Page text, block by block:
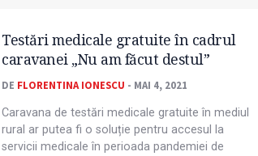
Testări medicale gratuite în cadrul
caravanei „Nu am făcut destul”
DE FLORENTINA IONESCU - MAI 4, 2021
Caravana de testări medicale gratuite în mediul
rural ar putea fi o soluție pentru accesul la
servicii medicale în perioada pandemiei de